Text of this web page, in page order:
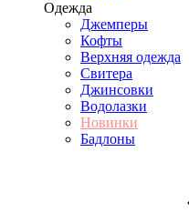
Одежда
Джемперы
Кофты
Верхняя одежда
Свитера
Джинсовки
Водолазки
Новинки
Бадлоны